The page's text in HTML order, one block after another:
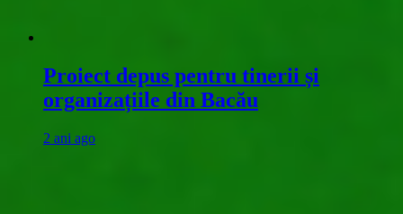
Proiect depus pentru tinerii și
organizațiile din Bacău
2 ani ago